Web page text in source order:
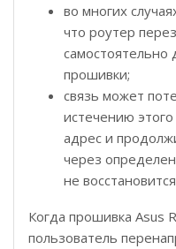
во многих
что роутер
самостоятельно
прошивки;
связь может
истечению
адрес и
через
не
Когда прошивка Asus
пользователь